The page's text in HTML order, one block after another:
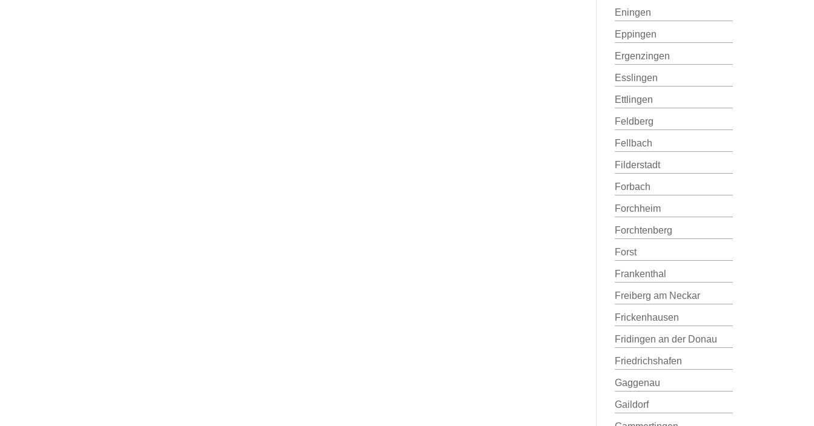
Eningen
Eppingen
Ergenzingen
Esslingen
Ettlingen
Feldberg
Fellbach
Filderstadt
Forbach
Forchheim
Forchtenberg
Forst
Frankenthal
Freiberg am Neckar
Frickenhausen
Fridingen an der Donau
Friedrichshafen
Gaggenau
Gaildorf